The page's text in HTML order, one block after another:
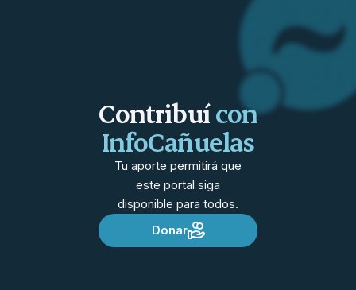
Contribuícon
InfoCañuelas
Tu aporte permitirá que
este portal siga
disponible para todos.
Donar